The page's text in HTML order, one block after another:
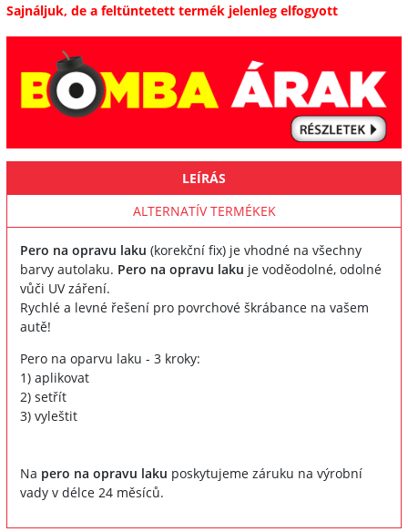
Sajnáljuk, de a feltüntetett termék jelenleg elfogyott
LEÍRÁS
ALTERNATÍV TERMÉKEK
Pero na opravu laku (korekční fix) je vhodné na všechny
barvy autolaku. Pero na opravu laku je voděodolné, odolné
vůči UV záření.
Rychlé a levné řešení pro povrchové škrábance na vašem
autě!
Pero na oparvu laku - 3 kroky:
1) aplikovat
2) setřít
3) vyleštit
Na pero na opravu laku poskytujeme záruku na výrobní
vady v délce 24 měsíců.